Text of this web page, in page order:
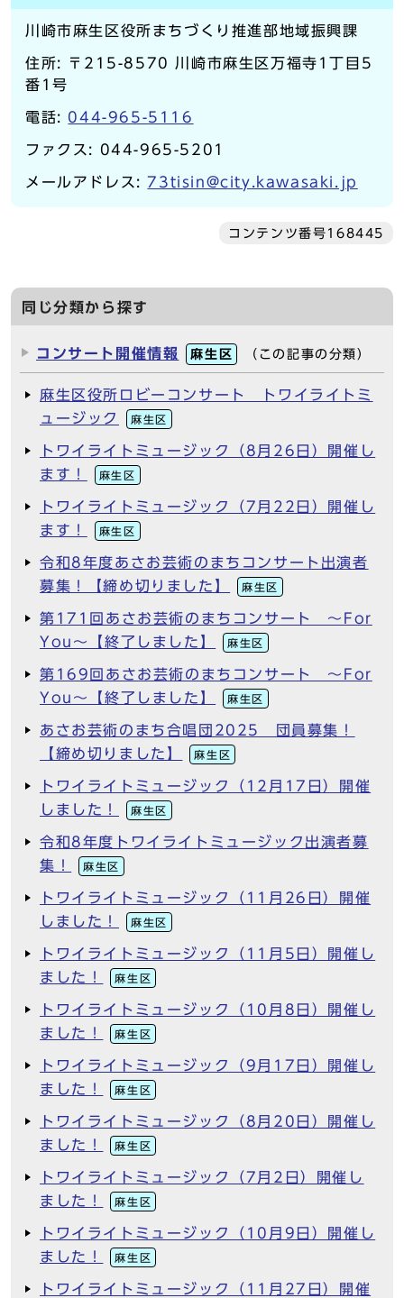
川崎市麻生区役所まちづくり推進部地域振興課
住所: 〒215-8570 川崎市麻生区万福寺1丁目5
番1号
電話: 044-965-5116
ファクス: 044-965-5201
メールアドレス:73tisin@city.kawasaki.jp
コンテンツ番号168445
同じ分類から探す
コンサート開催情報 麻生区 （この記事の分類）
麻生区役所ロビーコンサート トワイライトミ
ュージック
麻生区
トワイライトミュージック（8月26日）開催し
ます！
麻生区
トワイライトミュージック（7月22日）開催し
ます！
麻生区
令和8年度あさお芸術のまちコンサート出演者
募集！【締め切りました】
麻生区
第171回あさお芸術のまちコンサート ～For
You～【終了しました】
麻生区
第169回あさお芸術のまちコンサート ～For
You～【終了しました】
麻生区
あさお芸術のまち合唱団2025 団員募集！
【締め切りました】
麻生区
トワイライトミュージック（12月17日）開催
しました！
麻生区
令和8年度トワイライトミュージック出演者募
集！
麻生区
トワイライトミュージック（11月26日）開催
しました！
麻生区
トワイライトミュージック（11月5日）開催し
ました！
麻生区
トワイライトミュージック（10月8日）開催し
ました！
麻生区
トワイライトミュージック（9月17日）開催し
ました！
麻生区
トワイライトミュージック（8月20日）開催し
ました！
麻生区
トワイライトミュージック（7月2日）開催し
ました！
麻生区
トワイライトミュージック（10月9日）開催し
ました！
麻生区
トワイライトミュージック（11月27日）開催